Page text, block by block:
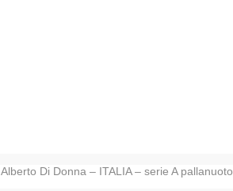
Alberto Di Donna – ITALIA – serie A pallanuoto